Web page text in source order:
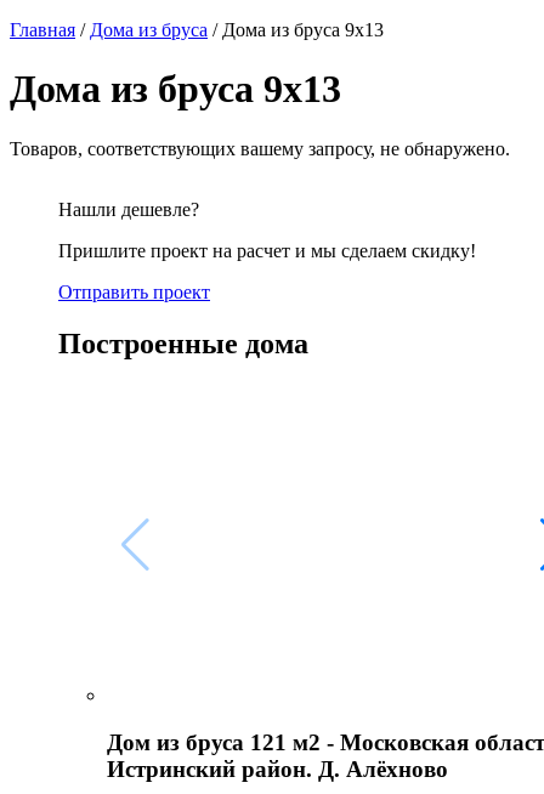
Главная / Дома из бруса / Дома из бруса 9x13
Дома из бруса 9x13
Товаров, соответствующих вашему запросу, не обнаружено.
Нашли дешевле?
Пришлите проект на расчет и мы сделаем скидку!
Отправить проект
Построенные дома
Дом из бруса 121 м2 - Московская
Истринский район. Д. Алёхново